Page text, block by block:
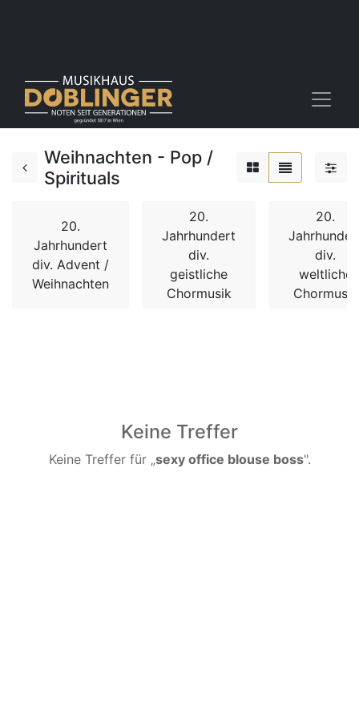
Weihnachten - Pop /
Spirituals
20.
Jahrhundert
div. Advent /
Weihnachten
20.
Jahrhundert
div.
geistliche
Chormusik
20.
div.
weltliche
Chormusik
Keine Treffer
Keine Treffer für „sexy office blouse boss".